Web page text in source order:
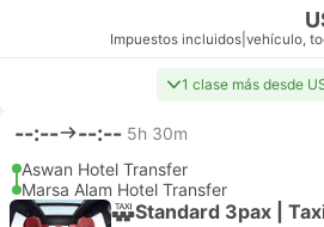
Impuestos incluidos vehículo,
1 clase más desde
--:-- --:-- 5h 30m
Aswan Hotel Transfer
Marsa Alam Hotel Transfer
Standard 3pax |